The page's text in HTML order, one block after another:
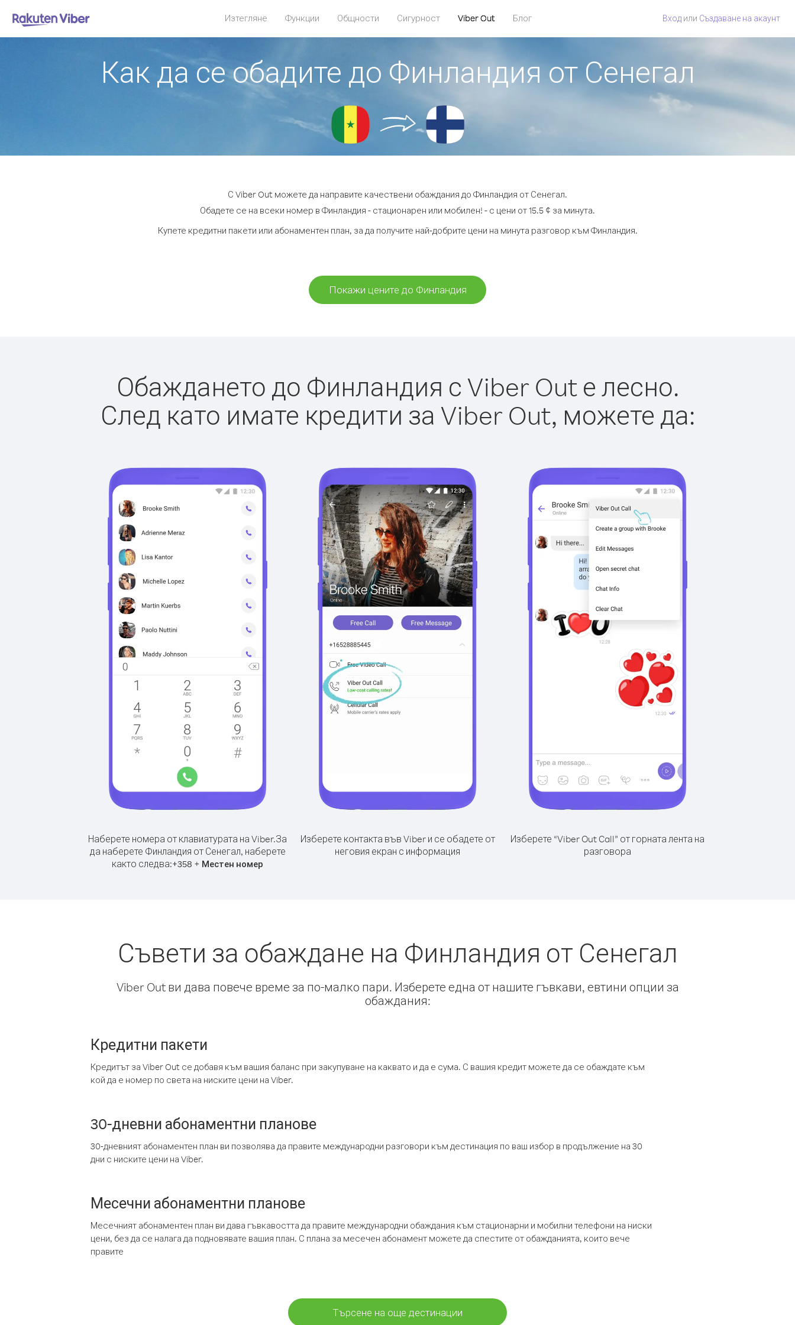
Изтегляне Функции Общности Сигурност Viber Out Блог Вход или Създаване на акаунт
Как да се обадите до Финландия от Сенегал
С Viber Out можете да направите качествени обаждания до Финландия от Сенегал.
Обадете се на всеки номер в Финландия - стационарен или мобилен! - с цени от 15.5 ¢ за минута.
Купете кредитни пакети или абонаментен план, за да получите най-добрите цени на минута разговор към Финландия.
Покажи цените до Финландия
Обаждането до Финландия с Viber Out е лесно.
След като имате кредити за Viber Out, можете да:
Наберете номера от клавиатурата на Viber.За
да наберете Финландия от Сенегал, наберете
както следва:+358 + Местен номер
Изберете контакта във Viber и се обадете от
неговия екран с информация
Изберете “Viber Out Call” от горната лента на
разговора
Съвети за обаждане на Финландия от Сенегал
Viber Out ви дава повече време за по-малко пари. Изберете една от нашите гъвкави, евтини опции за
обаждания:
Кредитни пакети
Кредитът за Viber Out се добавя към вашия баланс при закупуване на каквато и да е сума. С вашия кредит можете да се обаждате към
кой да е номер по света на ниските цени на Viber.
30-дневни абонаментни планове
30-дневният абонаментен план ви позволява да правите международни разговори към дестинация по ваш избор в продължение на 30
дни с ниските цени на Viber.
Месечни абонаментни планове
Месечният абонаментен план ви дава гъвкавостта да правите международни обаждания към стационарни и мобилни телефони на ниски
цени, без да се налага да подновявате вашия план. С плана за месечен абонамент можете да спестите от обажданията, които вече
правите
Търсене на още дестинации